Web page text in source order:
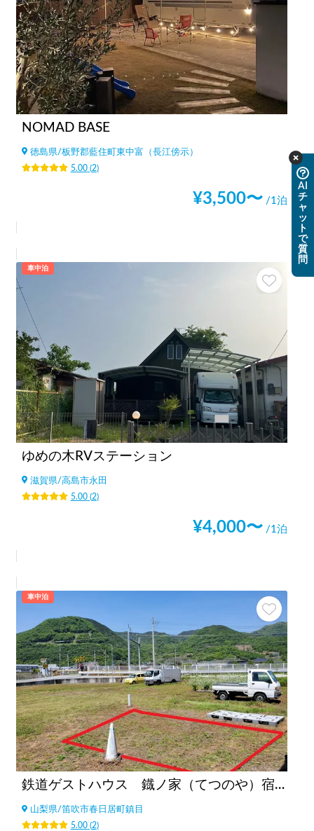
NOMAD BASE
徳島県/板野郡藍住町東中富（長江傍示）
5.00(2)
¥3,500〜 /1泊
車中泊
ゆめの木RVステーション
滋賀県/高島市永田
5.00(2)
¥4,000〜 /1泊
車中泊
鉄道ゲストハウス 鐡ノ家（てつのや）宿泊のみ
山梨県/笛吹市春日居町鎮目
5.00(2)
AI
チ
ャ
ッ
ト
で
質
問